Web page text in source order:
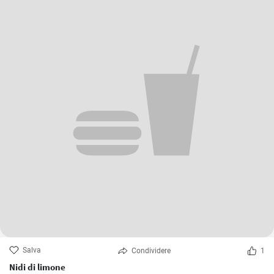
Salva Condividere 1
Nidi di limone